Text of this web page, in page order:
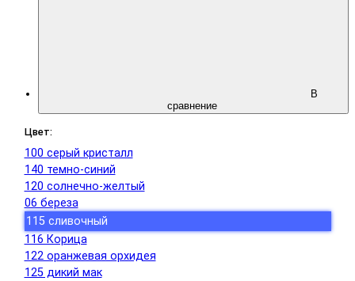
В
сравнение
Цвет:
100 серый кристалл
140 темно-синий
120 солнечно-желтый
06 береза
115 сливочный
116 Корица
122 оранжевая орхидея
125 дикий мак